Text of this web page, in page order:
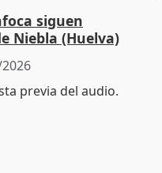
siguen
Niebla (Huelva)